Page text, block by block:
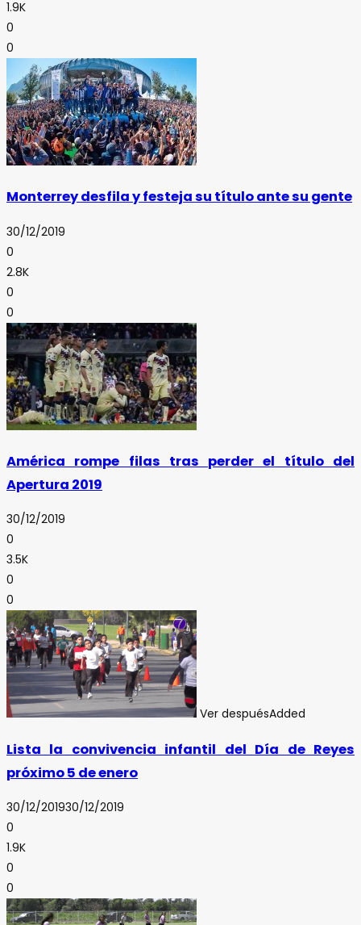
1.9K
0
0
Monterrey desfila y festeja su título ante su gente
30/12/2019
0
2.8K
0
0
América rompe filas tras perder el título del
Apertura 2019
30/12/2019
0
3.5K
0
0
Ver despuésAdded
Lista la convivencia infantil del Día de Reyes
próximo 5 de enero
30/12/201930/12/2019
0
1.9K
0
0